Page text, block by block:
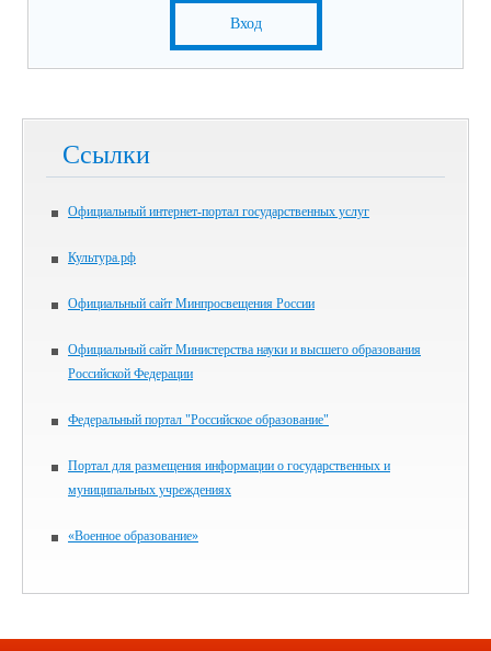
Вход
Ссылки
Официальный интернет-портал государственных услуг
Культура.рф
Официальный сайт Минпросвещения России
Официальный сайт Министерства науки и высшего образования
Российской Федерации
Федеральный портал "Российское образование"
Портал для размещения информации о государственных и
муниципальных учреждениях
«Военное образование»